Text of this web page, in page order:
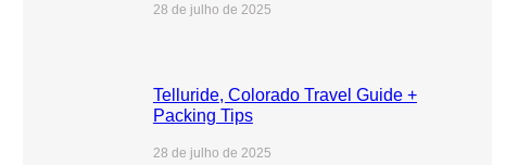
28 de julho de 2025
Telluride, Colorado Travel Guide +
Packing Tips
28 de julho de 2025